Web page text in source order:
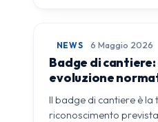
NEWS 6 Maggio 2026
Badge di
evoluzione
Il badge di cantiere è
riconoscimento